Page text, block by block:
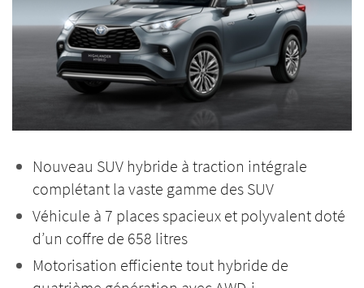
Nouveau SUV hybride à traction intégrale
complétant la vaste gamme des SUV
Véhicule à 7 places spacieux et polyvalent doté
d’un coffre de 658 litres
Motorisation efficiente tout hybride de